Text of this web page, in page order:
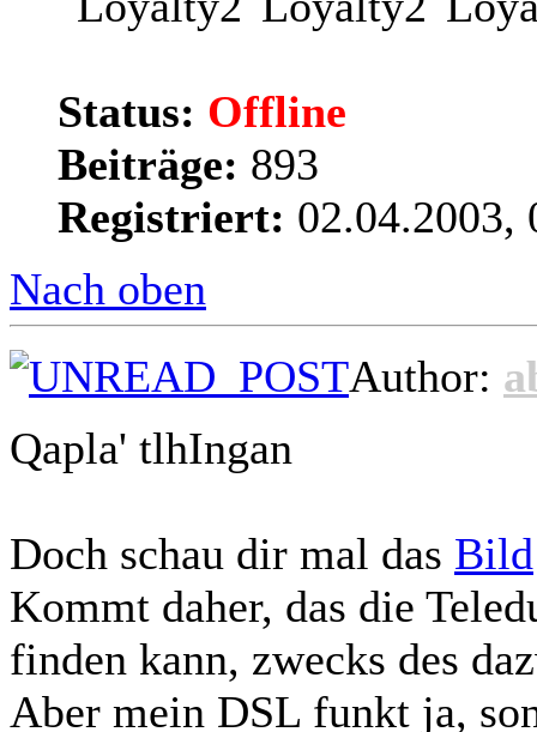
Status: Offline
Beiträge: 893
Registriert: 02.04.2003,
Nach oben
Author:
Qapla' tlhIngan
Doch schau dir mal das Bild
Kommt daher, das die
finden kann, zwecks des
Aber mein DSL funkt ja,